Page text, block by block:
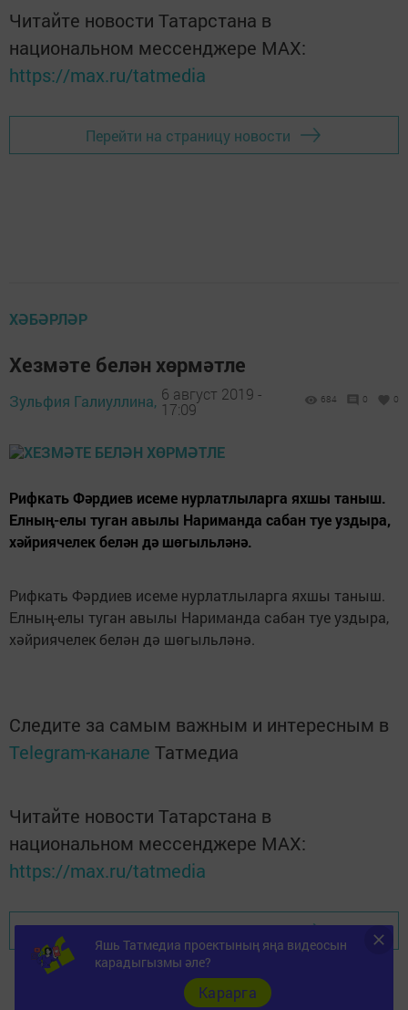
Читайте новости Татарстана в
национальном мессенджере MАХ:
https://max.ru/tatmedia
Перейти на страницу новости
ХӘБӘРЛӘР
Хезмәте белән хөрмәтле
Зульфия Галиуллина, 6 август 2019 -
17:09
684 0 0
Рифкать Фәрдиев исеме нурлатлыларга яхшы таныш.
Елның-елы туган авылы Нариманда сабан туе уздыра,
хәйриячелек белән дә шөгыльләнә.
Рифкать Фәрдиев исеме нурлатлыларга яхшы таныш.
Елның-елы туган авылы Нариманда сабан туе уздыра,
хәйриячелек белән дә шөгыльләнә.
Следите за самым важным и интересным в
Telegram-канале Татмедиа
Читайте новости Татарстана в
национальном мессенджере MАХ:
https://max.ru/tatmedia
Перейти на страницу новости
Яшь Татмедиа проектының яңа видеосын
карадыгызмы әле?
Карарга